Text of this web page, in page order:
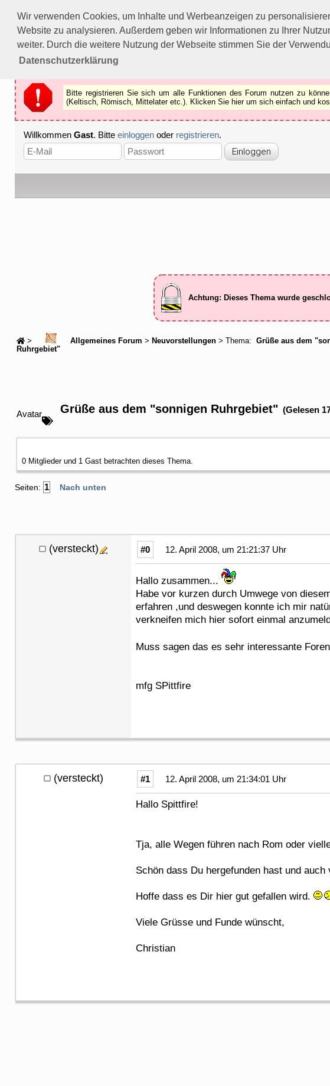
Wir verwenden Cookies, um Inhalte und Werbeanzeigen zu
Website zu analysieren. Außerdem geben wir Informationen zu Ihrer
weiter. Durch die weitere Nutzung der Webseite stimmen Sie der
Datenschutzerklärung
Bitte registrieren Sie sich um alle Funktionen des Forums nutzen zu können.
Als Gast können Sie z.B.keine Bilderbetrachten.
Registrieren
Schliessen
Bitte registrieren Sie sich um alle Funktionen des Forum nutzen zu
(Keltisch, Römisch, Mittelater etc.). Klicken Sie hier um sich einfach und
Willkommen Gast. Bitte einloggen oder registrieren.
Achtung: Dieses Thema wurde
> Allgemeines Forum > Neuvorstellungen > Thema:
Grüße aus dem
Ruhrgebiet"
Avatar Grüße aus dem "sonnigen Ruhrgebiet" (Gelesen
0 Mitglieder und 1 Gast betrachten dieses Thema.
Seiten: 1 Nach unten
(versteckt) #0 12. April 2008, um 21:21:37 Uhr
Hallo zusammen...
Habe vor kurzen durch Umwege von
erfahren ,und deswegen konnte ich mir
verkneifen mich hier sofort einmal
Muss sagen das es sehr interessante
mfg SPittfire
(versteckt) #1 12. April 2008, um 21:34:01 Uhr
Hallo Spittfire!
Tja, alle Wegen führen nach Rom oder
Schön dass Du hergefunden hast und
Hoffe dass es Dir hier gut gefallen wird.
Viele Grüsse und Funde wünscht,
Christian